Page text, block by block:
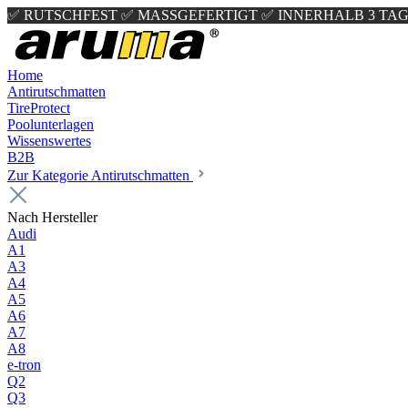
✅ RUTSCHFEST ✅ MASSGEFERTIGT ✅ INNERHALB 3
Home
Antirutschmatten
TireProtect
Poolunterlagen
Wissenswertes
B2B
Zur Kategorie Antirutschmatten
Nach Hersteller
Audi
A1
A3
A4
A5
A6
A7
A8
e-tron
Q2
Q3